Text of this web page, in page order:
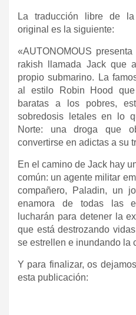
La traducción libre de
original es la siguiente:
«AUTONOMOUS
rakish llamada Jack que
propio submarino. La
al estilo Robin Hood
baratas a los pobres,
sobredosis letales en lo
Norte: una droga que
convertirse en adictas a su
En el camino de Jack hay
común: un agente militar
compañero, Paladin, un
enamora de todas las
lucharán para detener la
que está destrozando
se estrellen e inundando la
Y para finalizar, os
esta publicación: